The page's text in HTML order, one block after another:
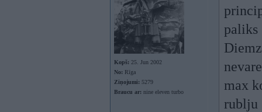
Kopš: 25. Jun 2002
No: Rīga
Ziņojumi: 5279
Braucu ar: nine eleven turbo
paliks
max
rublju